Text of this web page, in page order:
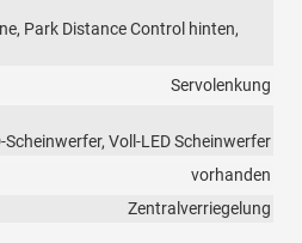
Park Distance Control hinten,
Servolenkung
Voll-LED Scheinwerfer
vorhanden
Zentralverriegelung